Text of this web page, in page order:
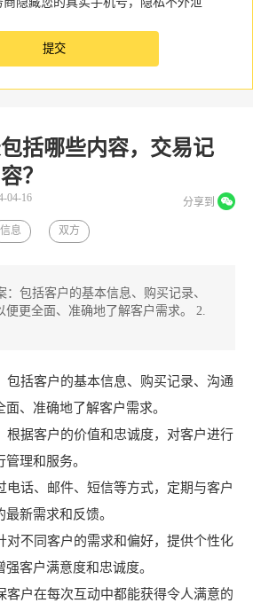
括哪些内容，交易记
？
分享到
04-16
信息 双方
：包括客户的基本信息、购买记录、
便更全面、准确地了解客户需求。 2.
包括客户的基本信息、购买记录、沟通
、准确地了解客户需求。
根据客户的价值和忠诚度，对客户进行
理和服务。
电话、邮件、短信等方式，定期与客户
新需求和反馈。
对不同客户的需求和偏好，提供个性化
客户满意度和忠诚度。
客户在每次互动中都能获得令人满意的